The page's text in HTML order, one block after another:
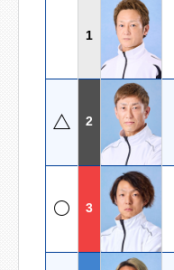
1
2
3